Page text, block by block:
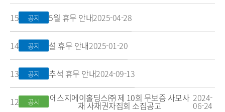
15 공지 5월 휴무 안내2025-04-28
14 공지 설 휴무 안내2025-01-20
13 공지 추석 휴무 안내2024-09-13
12 공시 에스지에이홀딩스㈜ 제 10회 무보증 사모사
채 사채권자집회 소집공고
2024-
06-24